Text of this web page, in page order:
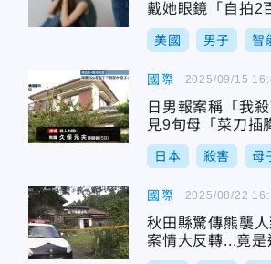
戴她眼鏡「自拍2
美國 男子 智
國際
日男報案稱「我
見9旬母「菜刀插
日本 殺害 母
2025/09/15
國際
秋田縣驚傳熊襲
案情大反轉...竟是
2025/08/22